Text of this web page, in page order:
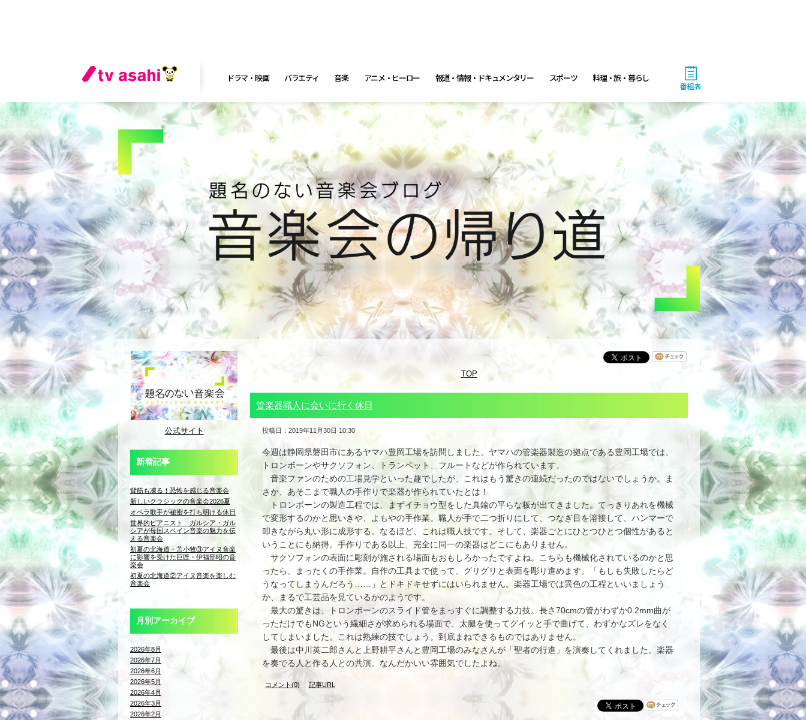
ドラマ・映画 バラエティ 音楽 アニメ・ヒーロー 報道・情報・ドキュメンタリー スポーツ 料理・旅・暮らし
番組表
公式サイト
新着記事
背筋も凍る！恐怖を感じる音楽会
新しいクラシックの音楽会2026夏
オペラ歌手が秘密を打ち明ける休日
世界的ピアニスト ガルシア・ガル
シアが母国スペイン音楽の魅力を伝
える音楽会
初夏の北海道・苫小牧③アイヌ音楽
に影響を受けた巨匠・伊福部昭の音
楽会
初夏の北海道②アイヌ音楽を楽しむ
音楽会
月別アーカイブ
2026年8月
2026年7月
2026年6月
2026年5月
2026年4月
2026年3月
2026年2月
TOP
管楽器職人に会いに行く休日
投稿日：2019年11月30日 10:30
今週は静岡県磐田市にあるヤマハ豊岡工場を訪問しました。ヤマハの管楽器製造の拠点である豊岡工場では、
トロンボーンやサクソフォン、トランペット、フルートなどが作られています。
音楽ファンのための工場見学といった趣でしたが、これはもう驚きの連続だったのではないでしょうか。ま
さか、あそこまで職人の手作りで楽器が作られていたとは！
トロンボーンの製造工程では、まずイチョウ型をした真鍮の平らな板が出てきました。てっきりあれを機械
で変形するのかと思いきや、よもやの手作業。職人が手で二つ折りにして、つなぎ目を溶接して、ハンマーで
叩きながら丸い形に成形する。なるほど、これは職人技です。そして、楽器ごとにひとつひとつ個性があると
いうことにも納得。手作りである以上、完全に同一の楽器はどこにもありません。
サクソフォンの表面に彫刻が施される場面もおもしろかったですよね。こちらも機械化されているのかと思
ったら、まったくの手作業。自作の工具まで使って、グリグリと表面を彫り進めます。「もしも失敗したらど
うなってしまうんだろう……」とドキドキせずにはいられません。楽器工場では異色の工程といいましょう
か、まるで工芸品を見ているかのようです。
最大の驚きは、トロンボーンのスライド管をまっすぐに調整する力技。長さ70cmの管がわずか0.2mm曲が
っただけでもNGという繊細さが求められる場面で、太腿を使ってグイッと手で曲げて、わずかなズレをなく
してしまいました。これは熟練の技でしょう。到底まねできるものではありません。
最後は中川英二郎さんと上野耕平さんと豊岡工場のみなさんが「聖者の行進」を演奏してくれました。楽器
を奏でる人と作る人との共演。なんだかいい雰囲気でしたよね。
コメント(0) 記事URL